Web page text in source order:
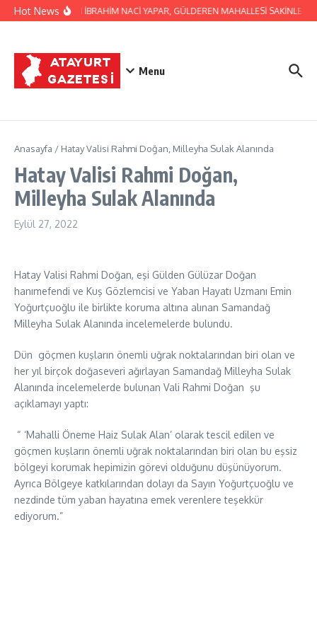
İçeriğe atla
Hot NewsBAŞKAN İBRAHİM NACİ YAPAR, GÜLDEREN MAHALLESİ
Menu
Anasayfa / Hatay Valisi Rahmi Doğan, Milleyha Sulak Alanında
Hatay Valisi Rahmi Doğan,
Milleyha Sulak Alanında
Eylül 27, 2022
Hatay Valisi Rahmi Doğan, eşi Gülden Gülüzar Doğan
hanımefendi ve Kuş Gözlemcisi ve Yaban Hayatı Uzmanı Emin
Yoğurtçuoğlu ile birlikte koruma altına alınan Samandağ
Milleyha Sulak Alanında incelemelerde bulundu.
Dün göçmen kuşların önemli uğrak noktalarından biri olan ve
her yıl birçok doğaseveri ağırlayan Samandağ Milleyha Sulak
Alanında incelemelerde bulunan Vali Rahmi Doğan şu
açıklamayı yaptı:
“ ‘Mahalli Öneme Haiz Sulak Alan’ olarak tescil edilen ve
göçmen kuşların önemli uğrak noktalarından biri olan bu eşsiz
bölgeyi korumak hepimizin görevi olduğunu düşünüyorum.
Ayrıca Bölgeye katkılarından dolayı da Sayın Yoğurtçuoğlu ve
nezdinde tüm yaban hayatına emek verenlere teşekkür
ediyorum.”